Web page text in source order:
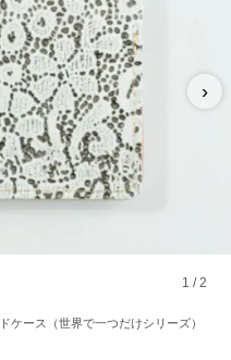
›
1 /2
ケース（世界で一つだけシリーズ）